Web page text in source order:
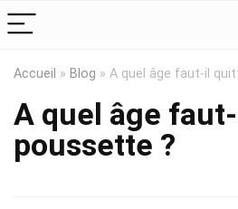
Accueil » Blog » A quel âge faut-il
A quel âge
poussette ?